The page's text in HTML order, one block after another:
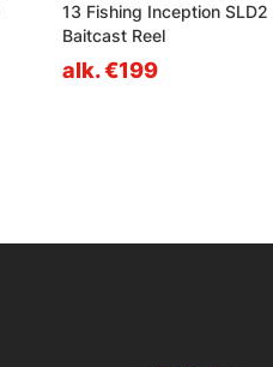
13 Fishing Inception SLD2
Baitcast Reel
alk. €199